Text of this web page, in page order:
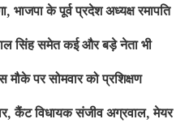
भाजपा के पूर्व प्रदेश अध्यक्ष रमापति
सिंह समेत कई और बड़े नेता भी
पर सोमवार को प्रशिक्षण
कैंट विधायक संजीव अग्रवाल, मेयर